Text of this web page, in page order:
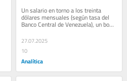
Un salario en torno a los treinta
dólares mensuales (según tasa del
Banco Central de Venezuela), un bono
27.07.2025
10
Analítica